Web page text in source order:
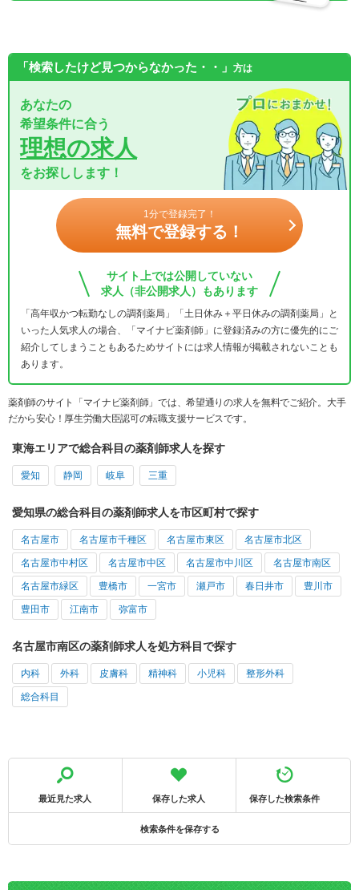
「検索したけど見つからなかった・・」 方は
あなたの
希望条件に合う
理想の求人
をお探しします！
1分で登録完了！
無料で登録する！
サイト上では公開していない
求人（非公開求人）もあります
「高年収かつ転勤なしの調剤薬局」「土日休み＋平日休みの調剤薬局」と
いった人気求人の場合、「マイナビ薬剤師」に登録済みの方に優先的にご
紹介してしまうこともあるためサイトには求人情報が掲載されないことも
あります。
薬剤師のサイト「マイナビ薬剤師」では、希望通りの求人を無料でご紹介。大手
だから安心！厚生労働大臣認可の転職支援サービスです。
東海エリアで総合科目の薬剤師求人を探す
愛知 静岡 岐阜 三重
愛知県の総合科目の薬剤師求人を市区町村で探す
名古屋市 名古屋市千種区 名古屋市東区 名古屋市北区
名古屋市中村区 名古屋市中区 名古屋市中川区 名古屋市南区
名古屋市緑区 豊橋市 一宮市 瀬戸市 春日井市 豊川市
豊田市 江南市 弥富市
名古屋市南区の薬剤師求人を処方科目で探す
内科 外科 皮膚科 精神科 小児科 整形外科
総合科目
最近見た求人 保存した求人 保存した検索条件
検索条件を保存する